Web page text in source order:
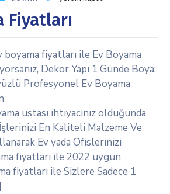
Fiyatları
fiyatları ile Ev Boyama
Dekor Yapı 1 Günde Boya;
Profesyonel Ev Boyama
ustası ihtiyacınız olduğunda
En Kaliteli Malzeme Ve
Ev yada Ofislerinizi
fiyatları ile 2022 uygun
fiyatları ile Sizlere Sadece 1